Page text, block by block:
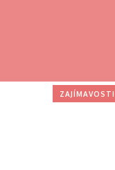
ZAJÍMAVOSTI